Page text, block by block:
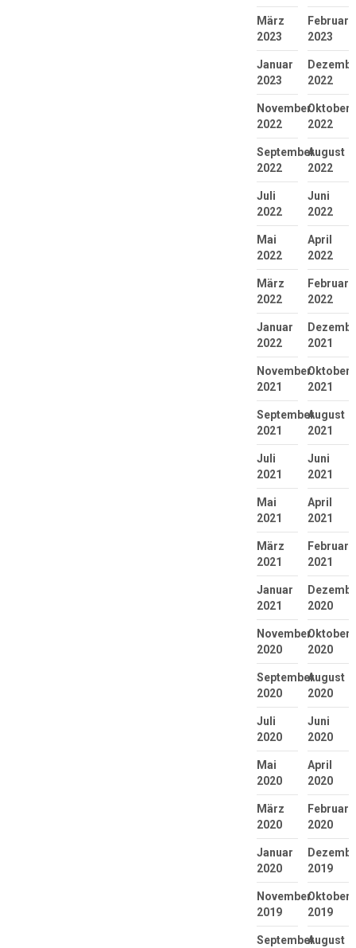
März
2023
Februar
2023
Januar
2023
2022
November
2022
Oktober
2022
September
2022
August
2022
Juli
2022
Juni
2022
Mai
2022
April
2022
März
2022
Februar
2022
Januar
2022
2021
November
2021
Oktober
2021
September
2021
August
2021
Juli
2021
Juni
2021
Mai
2021
April
2021
März
2021
Februar
2021
Januar
2021
2020
November
2020
Oktober
2020
September
2020
August
2020
Juli
2020
Juni
2020
Mai
2020
April
2020
März
2020
Februar
2020
Januar
2020
2019
November
2019
Oktober
2019
SeptemberAugust